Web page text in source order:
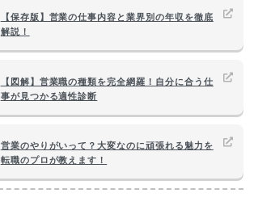
【保存版】営業の仕事内容と業界別の年収を徹底
解説！
【図解】営業職の種類を完全網羅！自分に合う仕
事が見つかる適性診断
営業のやりがいって？大変なのに頑張れる魅力を
転職のプロが教えます！